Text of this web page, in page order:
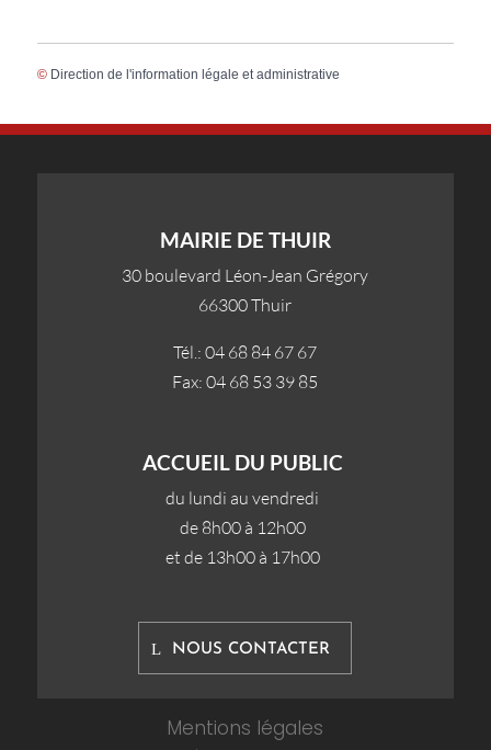
© Direction de l'information légale et administrative
MAIRIE DE THUIR
30 boulevard Léon-Jean Grégory
66300 Thuir
Tél.: 04 68 84 67 67
Fax: 04 68 53 39 85
ACCUEIL DU PUBLIC
du lundi au vendredi
de 8h00 à 12h00
et de 13h00 à 17h00
NOUS CONTACTER
Mentions légales